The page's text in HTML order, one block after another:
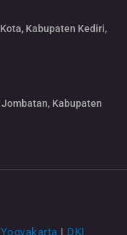
Kabupaten Kediri,
Kabupaten
| DKI